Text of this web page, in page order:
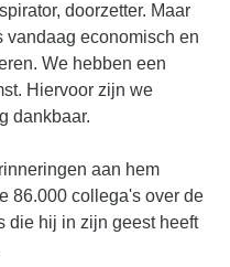
doorzetter. Maar
vandaag economisch en
We hebben een
Hiervoor zijn we
dankbaar.
aan hem
86.000 collega's over de
die hij in zijn geest heeft